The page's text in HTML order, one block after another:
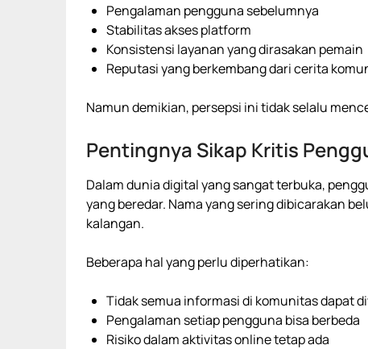
Pengalaman pengguna sebelumnya
Stabilitas akses platform
Konsistensi layanan yang dirasakan pemain
Reputasi yang berkembang dari cerita
Namun demikian, persepsi ini tidak selalu
Pentingnya Sikap Kritis
Dalam dunia digital yang sangat terbuka,
yang beredar. Nama yang sering dibicarakan
kalangan.
Beberapa hal yang perlu diperhatikan:
Tidak semua informasi di komunitas dapat
Pengalaman setiap pengguna bisa berbeda
Risiko dalam aktivitas online tetap ada